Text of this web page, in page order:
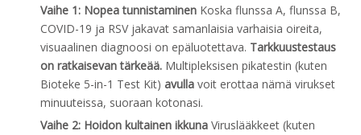
Vaihe 1: Nopea tunnistaminen Koska flunssa A, flunssa B,
COVID-19 ja RSV jakavat samanlaisia ​​varhaisia ​​oireita,
visuaalinen diagnoosi on epäluotettava. Tarkkuustestaus
on ratkaisevan tärkeää. Multipleksisen pikatestin (kuten
Bioteke 5-in-1 Test Kit) avulla voit erottaa nämä virukset
minuuteissa, suoraan kotonasi.
Vaihe 2: Hoidon kultainen ikkuna Viruslääkkeet (kuten